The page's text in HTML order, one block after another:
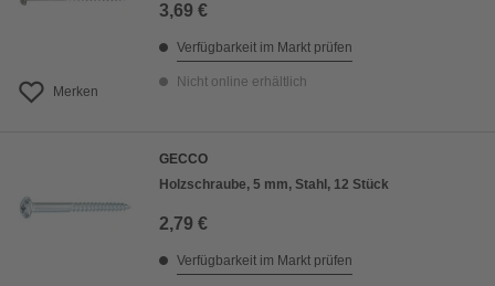
Merken
3,69 €
Verfügbarkeit im Markt prüfen
Nicht online erhältlich
GECCO
Holzschraube, 5 mm, Stahl, 12 Stück
2,79 €
Verfügbarkeit im Markt prüfen